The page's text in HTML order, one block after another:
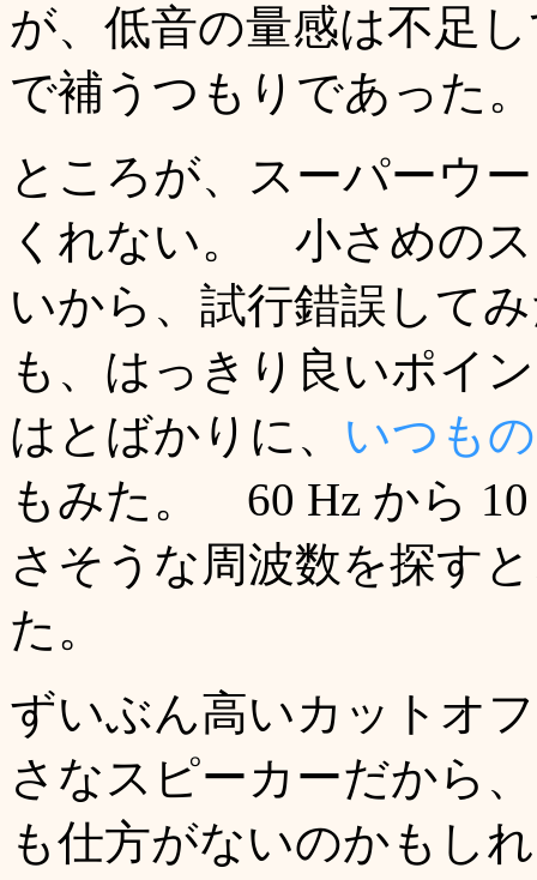
が、低音の量感は不足
で補うつもりであった。
ところが、スーパーウ
くれない。 小さめのス
いから、試行錯誤して
も、はっきり良いポイ
はとばかりに、 いつも
もみた。 60 Hz から
さそうな周波数を探す
た。
ずいぶん高いカットオ
さなスピーカーだから
も仕方がないのかもし